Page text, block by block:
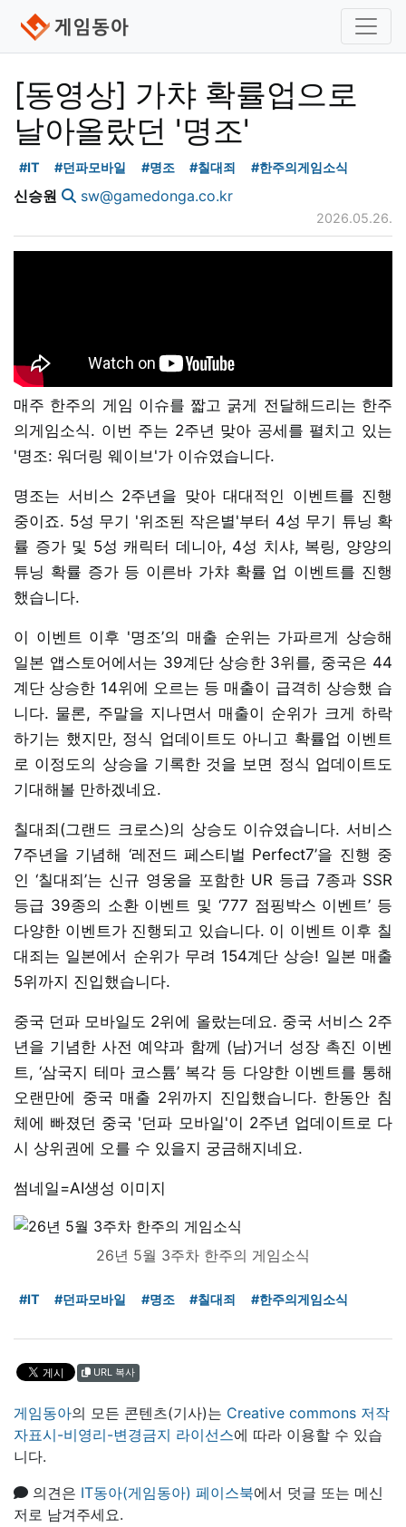
[동영상] 가챠 확률업으로
날아올랐던 '명조'
#IT #던파모바일 #명조 #칠대죄 #한주의게임소식
신승원 sw@gamedonga.co.kr
2026.05.26.
매주 한주의 게임 이슈를 짧고 굵게 전달해드리는 한주
의게임소식. 이번 주는 2주년 맞아 공세를 펼치고 있는
'명조: 워더링 웨이브'가 이슈였습니다.
명조는 서비스 2주년을 맞아 대대적인 이벤트를 진행
중이죠. 5성 무기 '위조된 작은별'부터 4성 무기 튜닝 확
률 증가 및 5성 캐릭터 데니아, 4성 치샤, 복링, 양양의
튜닝 확률 증가 등 이른바 가챠 확률 업 이벤트를 진행
했습니다.
이 이벤트 이후 '명조’의 매출 순위는 가파르게 상승해
일본 앱스토어에서는 39계단 상승한 3위를, 중국은 44
계단 상승한 14위에 오르는 등 매출이 급격히 상승했 습
니다. 물론, 주말을 지나면서 매출이 순위가 크게 하락
하기는 했지만, 정식 업데이트도 아니고 확률업 이벤트
로 이정도의 상승을 기록한 것을 보면 정식 업데이트도
기대해볼 만하겠네요.
칠대죄(그랜드 크로스)의 상승도 이슈였습니다. 서비스
7주년을 기념해 ‘레전드 페스티벌 Perfect7’을 진행 중
인 ‘칠대죄’는 신규 영웅을 포함한 UR 등급 7종과 SSR
등급 39종의 소환 이벤트 및 ‘777 점핑박스 이벤트’ 등
다양한 이벤트가 진행되고 있습니다. 이 이벤트 이후 칠
대죄는 일본에서 순위가 무려 154계단 상승! 일본 매출
5위까지 진입했습니다.
중국 던파 모바일도 2위에 올랐는데요. 중국 서비스 2주
년을 기념한 사전 예약과 함께 (남)거너 성장 촉진 이벤
트, ‘삼국지 테마 코스튬’ 복각 등 다양한 이벤트를 통해
오랜만에 중국 매출 2위까지 진입했습니다. 한동안 침
체에 빠졌던 중국 '던파 모바일'이 2주년 업데이트로 다
시 상위권에 오를 수 있을지 궁금해지네요.
썸네일=AI생성 이미지
26년 5월 3주차 한주의 게임소식
#IT #던파모바일 #명조 #칠대죄 #한주의게임소식
URL 복사
게임동아의 모든 콘텐츠(기사)는 Creative commons 저작
자표시-비영리-변경금지 라이선스에 따라 이용할 수 있습
니다.
의견은 IT동아(게임동아) 페이스북에서 덧글 또는 메신
저로 남겨주세요.